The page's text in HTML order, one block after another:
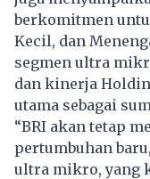
berkomitmen
Kecil, dan
segmen ultra
dan kinerja
utama sebagai
“BRI akan tetap
pertumbuhan
ultra mikro, yang